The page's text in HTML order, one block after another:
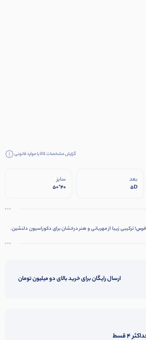
گزارش مشخصات کالا یا موارد قانونی
بعد
5D
سایز
40*50
ترکیبی زیبا از مهربانی و هنر درخشان برای دکوراسیون دلنشین.
ارسال رایگان برای خرید بالای دو میلیون تومان
4 قسط